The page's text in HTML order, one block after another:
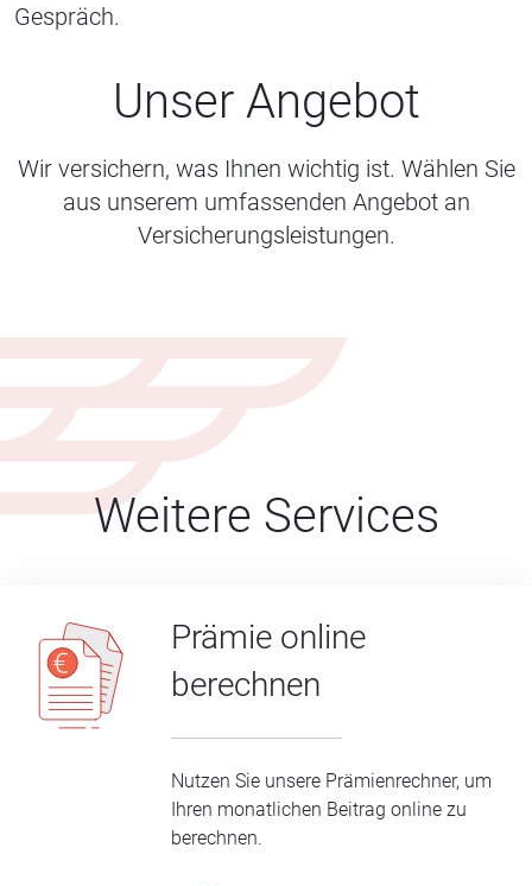
Gespräch.
Unser Angebot
Wir versichern, was Ihnen wichtig ist. Wählen Sie
aus unserem umfassenden Angebot an
Versicherungsleistungen.
Weitere Services
Prämie online
berechnen
Nutzen Sie unsere Prämienrechner, um
Ihren monatlichen Beitrag online zu
berechnen.